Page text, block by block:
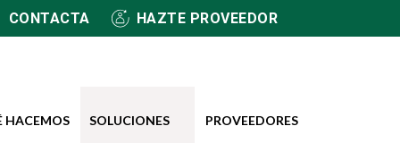
CONTACTA HAZTE PROVEEDOR
HACEMOS SOLUCIONES PROVEEDORES